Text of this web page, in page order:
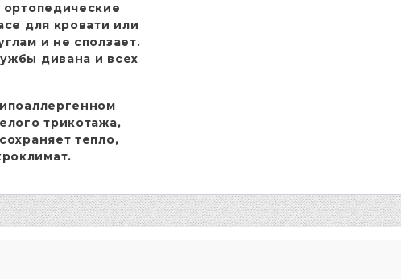
ортопедические
для кровати или
и не сползает.
дивана и всех
трикотажа,
тепло,